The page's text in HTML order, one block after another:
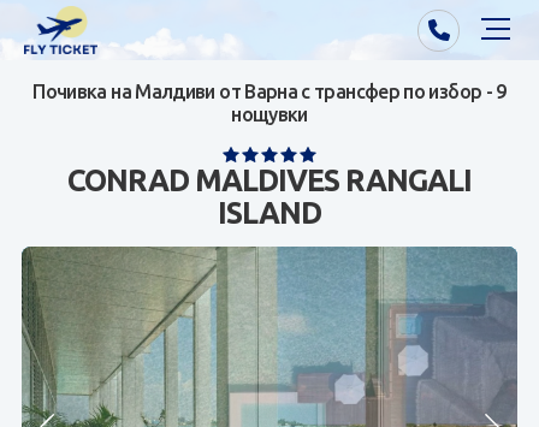
Почивки от Варна
Почивки от София/Пловдив/Бургас
Самолетни билети
Визи
Контакти
Почивка на Малдиви от Варна с трансфер по избор - 9
нощувки
CONRAD MALDIVES RANGALI
ISLAND